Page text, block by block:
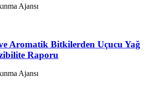
Ajansı
Aromatik Bitkilerden Uçucu Yağ
Raporu
Ajansı